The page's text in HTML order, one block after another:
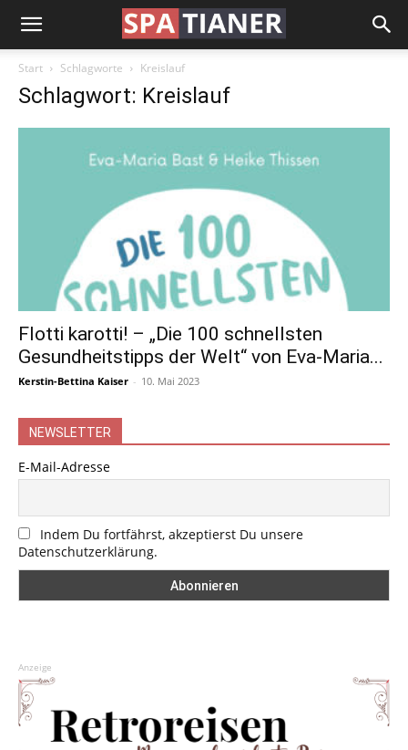
Start Schlagworte Kreislauf
Schlagwort: Kreislauf
Flotti karotti! – „Die 100 schnellsten
Gesundheitstipps der Welt“ von Eva-Maria...
Kerstin-Bettina Kaiser - 10. Mai 2023
NEWSLETTER
E-Mail-Adresse
Indem Du fortfährst, akzeptierst Du unsere
Datenschutzerklärung.
Anzeige